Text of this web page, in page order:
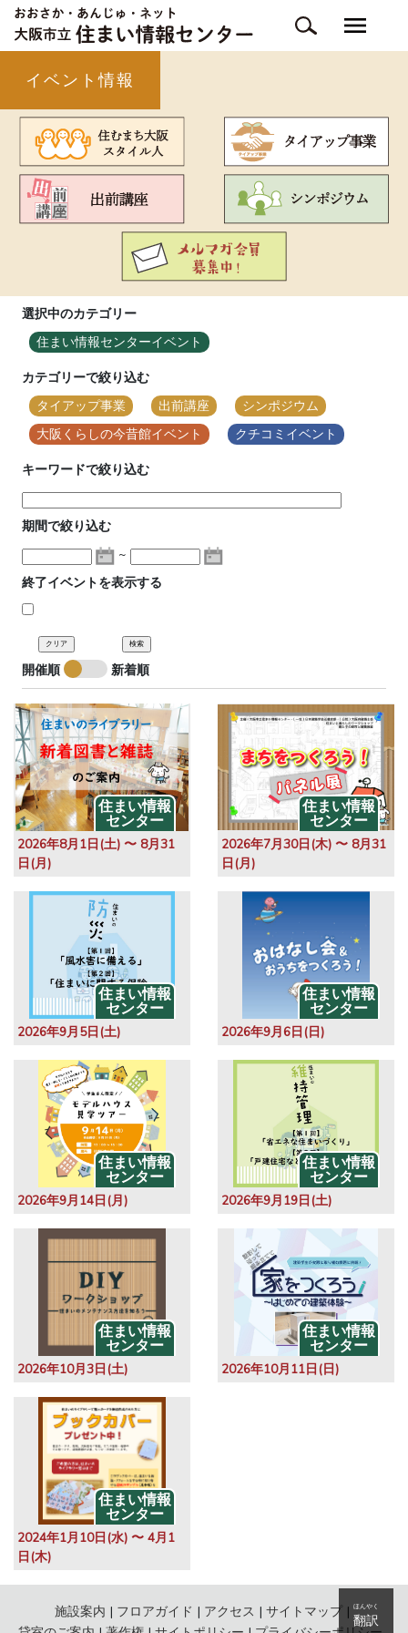
翻訳
ほんやく
イベント情報
選択中のカテゴリー
住まい情報センターイベント
カテゴリーで絞り込む
タイアップ事業
出前講座
シンポジウム
大阪くらしの今昔館イベント
クチコミイベント
キーワードで絞り込む
期間で絞り込む
終了イベントを表示する
開催順 新着順
住まい情報
センター
2026年8月1日(土) 〜 8月31
日(月)
住まい情報
センター
2026年7月30日(木) 〜 8月31
日(月)
住まい情報
センター
2026年9月5日(土)
住まい情報
センター
2026年9月6日(日)
住まい情報
センター
2026年9月14日(月)
住まい情報
センター
2026年9月19日(土)
住まい情報
センター
2026年10月3日(土)
住まい情報
センター
2026年10月11日(日)
住まい情報
センター
2024年1月10日(水) 〜 4月1
日(木)
施設案内 フロアガイド アクセス
サイトマップ